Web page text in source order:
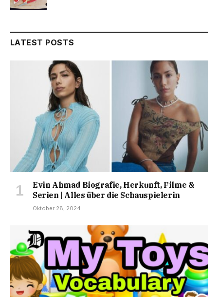
LATEST POSTS
Evin Ahmad Biografie, Herkunft, Filme &
Serien | Alles über die Schauspielerin
Oktober 28, 2024